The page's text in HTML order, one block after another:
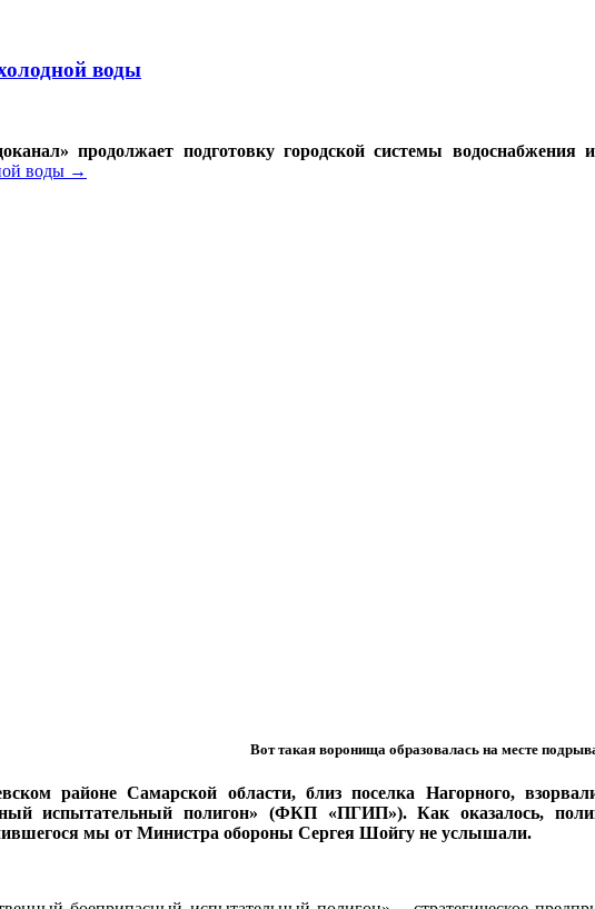
воды
продолжает подготовку городской системы водоснабжения и
воды →
Вот такая воронища образовалась на месте
районе Самарской области, близ поселка Нагорного,
испытательный полигон» (ФКП «ПГИП»). Как оказалось,
мы от Министра обороны Сергея Шойгу не услышали.